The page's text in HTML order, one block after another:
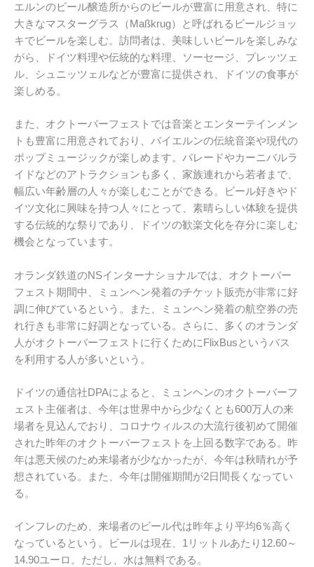
エルンのビール醸造所からのビールが豊富に用意され、特に
大きなマスターグラス（Maßkrug）と呼ばれるビールジョッ
キでビールを楽しむ。訪問者は、美味しいビールを楽しみな
がら、ドイツ料理や伝統的な料理、ソーセージ、プレッツェ
ル、シュニッツェルなどが豊富に提供され、ドイツの食事が
楽しめる。
また、オクトーバーフェストでは音楽とエンターテインメン
トも豊富に用意されており、バイエルンの伝統音楽や現代の
ポップミュージックが楽しめます。パレードやカーニバルラ
イドなどのアトラクションも多く、家族連れから若者まで、
幅広い年齢層の人々が楽しむことができる。ビール好きやド
イツ文化に興味を持つ人々にとって、素晴らしい体験を提供
する伝統的な祭りであり、ドイツの歓楽文化を存分に楽しむ
機会となっています。
オランダ鉄道のNSインターナショナルでは、オクトーバー
フェスト期間中、ミュンヘン発着のチケット販売が非常に好
調に伸びているという。また、ミュンヘン発着の航空券の売
れ行きも非常に好調となっている。さらに、多くのオランダ
人がオクトーバーフェストに行くためにFlixBusというバス
を利用する人が多いという。
ドイツの通信社DPAによると、ミュンヘンのオクトーバーフ
ェスト主催者は、今年は世界中から少なくとも600万人の来
場者を見込んでおり、コロナウィルスの大流行後初めて開催
された昨年のオクトーバーフェストを上回る数字である。昨
年は悪天候のため来場者が少なかったが、今年は秋晴れが予
想されている。また、今年は開催期間が2日間長くなってい
る。
インフレのため、来場者のビール代は昨年より平均6％高く
なっているという。ビールは現在、1リットルあたり12.60～
14.90ユーロ。ただし、水は無料である。